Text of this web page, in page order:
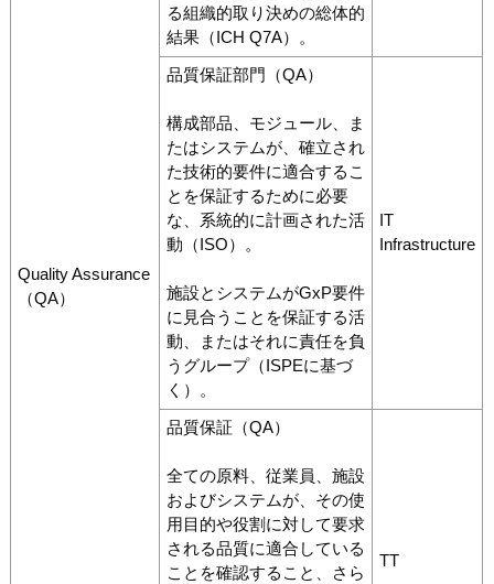
Quality Assurance
（QA）
る組織的取り決めの総体的
結果（ICH Q7A）。
品質保証部門（QA）
構成部品、モジュール、ま
たはシステムが、確立され
た技術的要件に適合するこ
とを保証するために必要
な、系統的に計画された活
動（ISO）。
施設とシステムがGxP要件
に見合うことを保証する活
動、またはそれに責任を負
うグループ（ISPEに基づ
く）。
IT
Infrastructure
品質保証（QA）
全ての原料、従業員、施設
およびシステムが、その使
用目的や役割に対して要求
される品質に適合している
ことを確認すること、さら
TT